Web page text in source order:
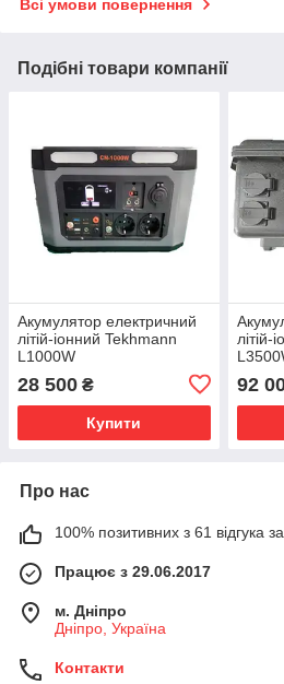
Всі умови повернення
Подібні товари компанії
Акумулятор електричний
літій-іонний Tekhmann
L1000W
28 500 ₴
Купити
92
Про нас
100% позитивних з 61 відгука за
Працює з 29.06.2017
м. Дніпро
Дніпро, Україна
Контакти